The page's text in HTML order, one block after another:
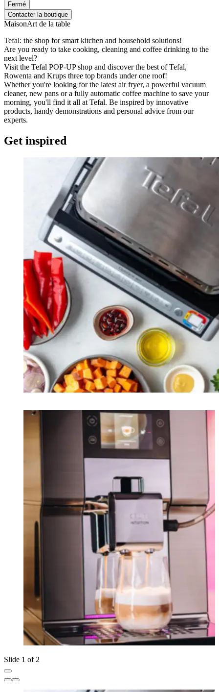
Fermé
Contacter la boutique
MaisonArt de la table
Tefal: the shop for smart kitchen and household solutions!
Are you ready to take cooking, cleaning and coffee drinking to the
next level?
Visit the Tefal POP-UP shop and discover the best of Tefal,
Rowenta and Krups three top brands under one roof!
Whether you're looking for the latest air fryer, a powerful vacuum
cleaner, new pans or a fully automatic coffee machine to save your
morning, you'll find it all at Tefal. Be inspired by innovative
products, handy demonstrations and personal advice from our
experts.
Get inspired
Slide 1 of 2